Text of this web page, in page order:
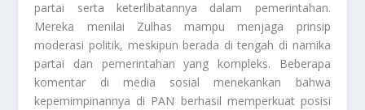
partai serta keterlibatannya dalam pemerintahan.
Mereka menilai Zulhas mampu menjaga prinsip
moderasi politik, meskipun berada di tengah di namika
partai dan pemerintahan yang kompleks. Beberapa
komentar di media sosial menekankan bahwa
kepemimpinannya di PAN berhasil memperkuat posisi